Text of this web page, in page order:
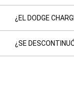
¿EL DODGE
¿SE